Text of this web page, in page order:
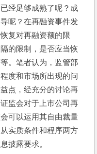
经足够成熟了呢？成
呢？在再融资事件发
复对再融资额的限
的限制，是否应当恢
。笔者认为，监管部
度和市场所出现的问
点，经充分的讨论再
监会对于上市公司再
可以运用其自由裁量
实质条件和程序两方
披露要求。